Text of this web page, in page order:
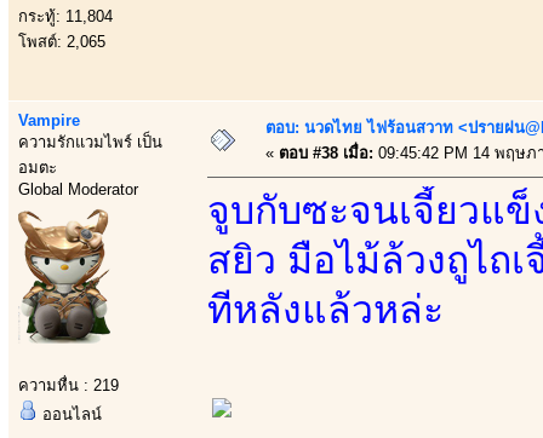
กระทู้: 11,804
โพสต์: 2,065
Vampire
ความรักแวมไพร์ เป็น
อมตะ
Global Moderator
ความหื่น : 219
ออนไลน์
ตอบ: นวดไทย ไฟร้อนสวาท <ปรายฝน
« ตอบ #38 เมื่อ: 09:45:42 PM 14 พฤษภ
จูบกับซะจนเจี้ยวแ
สยิว มือไม้ล้วงถูไถ
ทีหลังแล้วหล่ะ